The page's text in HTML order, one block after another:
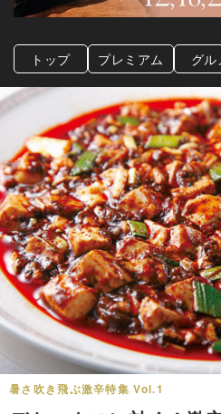
トップ プレミアム グル
暑さ吹き飛ぶ激辛特集 Vol.1